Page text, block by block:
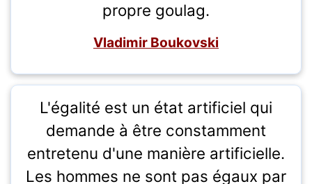
propre goulag.
Vladimir Boukovski
L'égalité est un état artificiel qui
demande à être constamment
entretenu d'une manière artificielle.
Les hommes ne sont pas égaux par